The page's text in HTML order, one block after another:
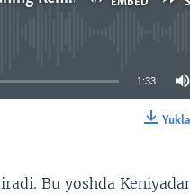
EMBED
1:33
Bu yoshda